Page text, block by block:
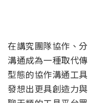
在講究團隊協作、
溝通成為一種取代
型態的協作溝通工
發想出更具創造力